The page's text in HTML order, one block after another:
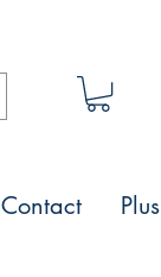
Contact Plus